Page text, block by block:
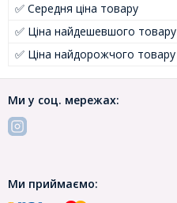
✅ Середня ціна товару
✅ Ціна найдешевшого товару
✅ Ціна найдорожчого товару
Ми у соц. мережах:
Ми приймаємо: